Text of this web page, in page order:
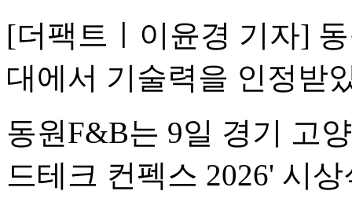
[더팩트ㅣ이윤경 기자]
대에서 기술력을 인정받
동원F&B는 9일 경기 고
드테크 컨펙스 2026' 시